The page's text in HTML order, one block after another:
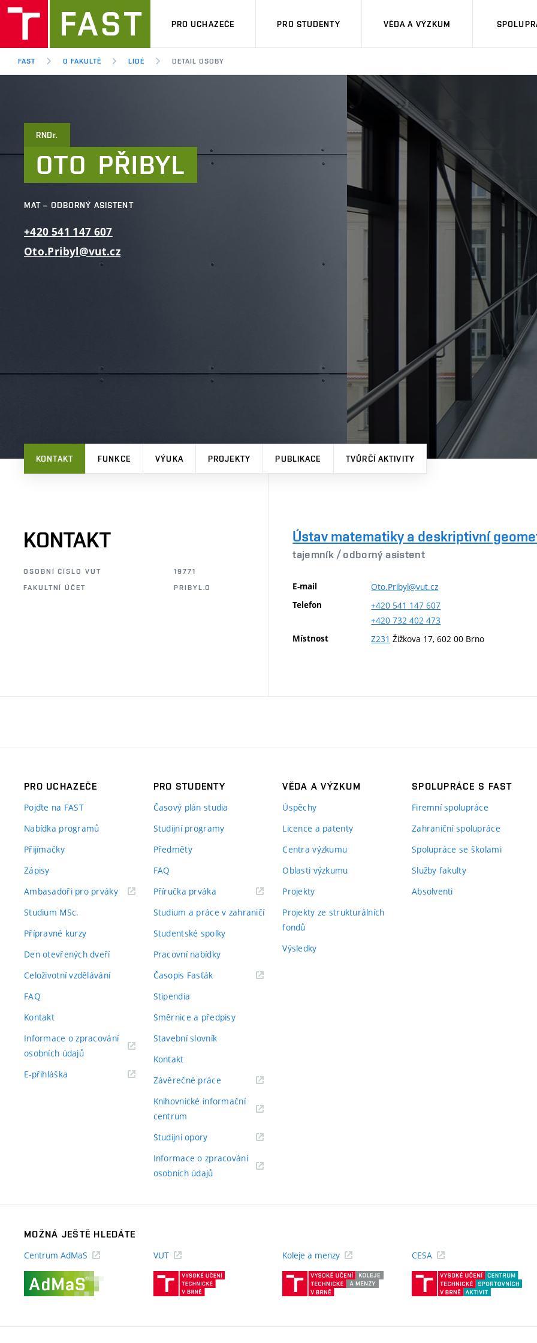
PRO UCHAZEČE PRO STUDENTY VĚDA A VÝZKUM
FAST O FAKULTĚ LIDÉ DETAIL OSOBY
RNDr.
OTO PŘIBYL
MAT – ODBORNÝ ASISTENT
+420 541 147 607
Oto.Pribyl@vut.cz
KONTAKT FUNKCE VÝUKA PROJEKTY PUBLIKACE TVŮRČÍ AKTIVITY
KONTAKT
OSOBNÍ ČÍSLO VUT
19771
FAKULTNÍ ÚČET
PRIBYL.O
Ústav matematiky a deskriptivní
tajemník /odborný asistent
E-mail Oto.Pribyl@vut.cz
Telefon +420 541 147 607
+420 732 402 473
Místnost Z231 Žižkova 17, 602 00 Brno
PRO UCHAZEČE
Pojďte na FAST
Nabídka programů
Přijímačky
Zápisy
Ambasadoři pro prváky(externí
Studium MSc.
Přípravné kurzy
Den otevřených dveří
Celoživotní vzdělávání
FAQ
Kontakt
Informace o zpracování
osobních údajů(externí
E-přihláška
PRO STUDENTY
Časový plán studia
Studijní programy
Předměty
FAQ
Příručka prváka(externí
Studium a práce v zahraničí
Studentské spolky
Pracovní nabídky
Časopis Fasťák(externí
Stipendia
Směrnice a předpisy
Stavební slovník
Kontakt
Závěrečné práce(externí
Knihovnické informační
centrum
Studijní opory(externí
Informace o zpracování
osobních údajů(externí
VĚDA A VÝZKUM
Úspěchy
Licence a patenty
Centra výzkumu
Oblasti výzkumu
Projekty
Projekty ze strukturálních
fondů
Výsledky
SPOLUPRÁCE S FAST
Firemní spolupráce
Zahraniční spolupráce
Spolupráce se školami
Služby fakulty
Absolventi
MOŽNÁ JEŠTĚ HLEDÁTE
Centrum AdMaS
VUT
(externí
Koleje a menzy
(externí
CESA